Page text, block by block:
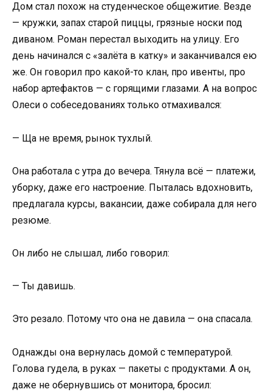
Дом стал похож на студенческое общежитие. Везде
— кружки, запах старой пиццы, грязные носки под
диваном. Роман перестал выходить на улицу. Его
день начинался с «залёта в катку» и заканчивался ею
же. Он говорил про какой-то клан, про ивенты, про
набор артефактов — с горящими глазами. А на вопрос
Олеси о собеседованиях только отмахивался:
— Ща не время, рынок тухлый.
Она работала с утра до вечера. Тянула всё — платежи,
уборку, даже его настроение. Пыталась вдохновить,
предлагала курсы, вакансии, даже собирала для него
резюме.
Он либо не слышал, либо говорил:
— Ты давишь.
Это резало. Потому что она не давила — она спасала.
Однажды она вернулась домой с температурой.
Голова гудела, в руках — пакеты с продуктами. А он,
даже не обернувшись от монитора, бросил: